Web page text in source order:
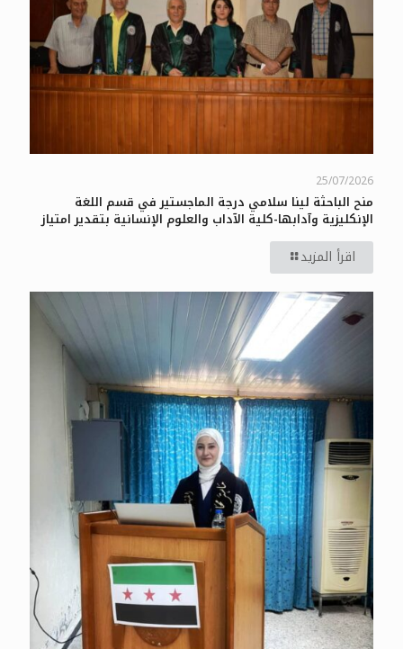
25/07/2026
منح الباحثة لينا سلامي درجة الماجستير في قسم اللغة
الإنكليزية وآدابها-كلية الآداب والعلوم الإنسانية بتقدير امتياز
اقرأ المزيد